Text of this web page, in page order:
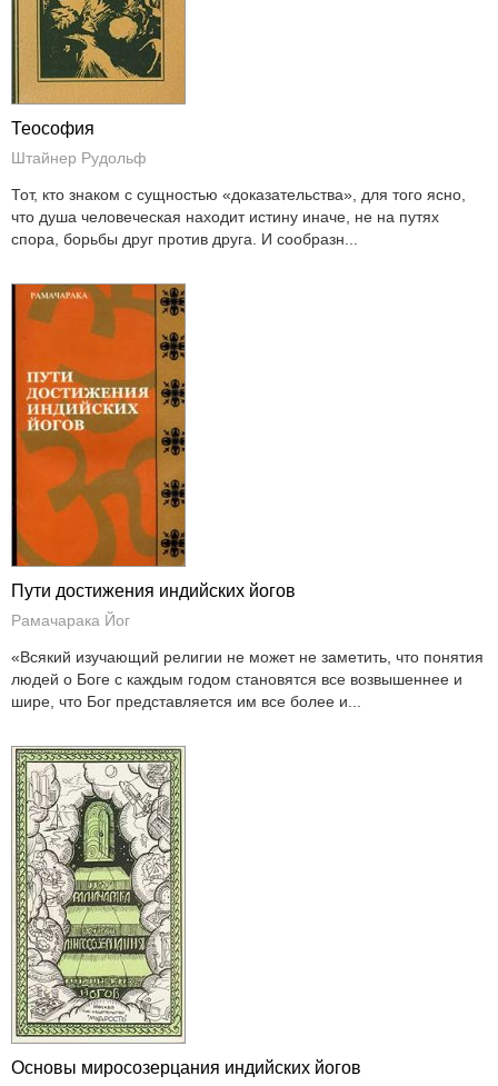
Теософия
Штайнер Рудольф
Тот, кто знаком с сущностью «доказательства», для того ясно,
что душа человеческая находит истину иначе, не на путях
спора, борьбы друг против друга. И сообразн...
Пути достижения индийских йогов
Рамачарака Йог
«Всякий изучающий религии не может не заметить, что понятия
людей о Боге с каждым годом становятся все возвышеннее и
шире, что Бог представляется им все более и...
Основы миросозерцания индийских йогов